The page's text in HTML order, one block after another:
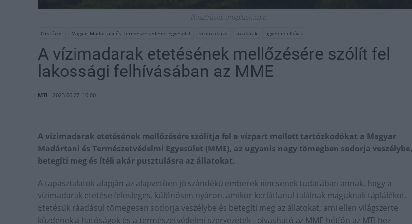
Illusztráció, unsplash.com
Országos Magyar Madártani és Természetvédelmi Egyesület vizimadarak madarak figyelemfelhívás
A vízimadarak etetésének mellőzésére szólít fel
lakossági felhívásában az MME
MTI 2023.06.27. 10:00
A vízimadarak etetésének mellőzésére szólítja fel a vízpart mellett tartózkodókat a Magyar
Madártani és Természetvédelmi Egyesület (MME), az ugyanis nagy tömegben sodorja veszélybe,
betegíti meg és ítéli akár pusztulásra az állatokat.
A tapasztalatok alapján az alapvetően jó szándékú emberek nincsenek tudatában annak, hogy a
vízimadarak etetése felesleges, különösen nyáron, amikor korlátlanul találnak maguknak táplálékot.
Etetésük ráadásul tömegesen sodorja veszélybe és betegíti meg az állatokat, ami ellen világszerte
küzdenek a hatóságok és a természetvédelmi szervezetek - olvasható az MME hétfőn az MTI-hez